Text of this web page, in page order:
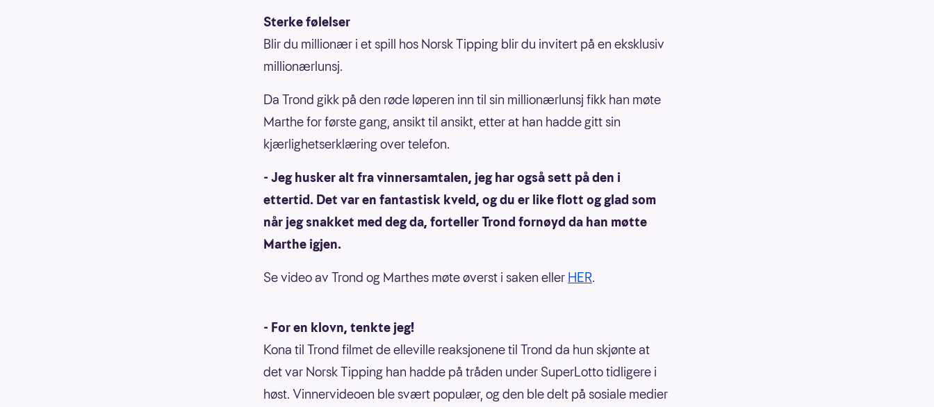
Sterke følelser
Blir du millionær i et spill hos Norsk Tipping blir du invitert på en eksklusiv
millionærlunsj.
Da Trond gikk på den røde løperen inn til sin millionærlunsj fikk han møte
Marthe for første gang, ansikt til ansikt, etter at han hadde gitt sin
kjærlighetserklæring over telefon.
- Jeg husker alt fra vinnersamtalen, jeg har også sett på den i
ettertid. Det var en fantastisk kveld, og du er like flott og glad som
når jeg snakket med deg da, forteller Trond fornøyd da han møtte
Marthe igjen.
Se video av Trond og Marthes møte øverst i saken eller HER.
- For en klovn, tenkte jeg!
Kona til Trond filmet de elleville reaksjonene til Trond da hun skjønte at
det var Norsk Tipping han hadde på tråden under SuperLotto tidligere i
høst. Vinnervideoen ble svært populær, og den ble delt på sosiale medier